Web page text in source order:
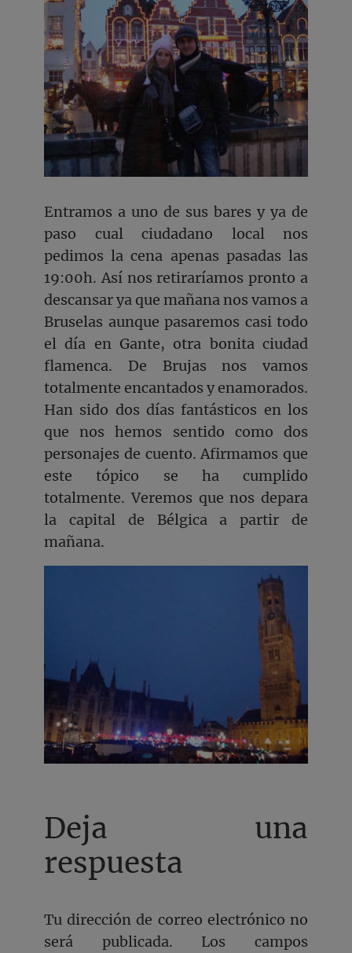
Entramos a uno de sus bares y ya de
paso cual ciudadano local nos
pedimos la cena apenas pasadas las
19:00h. Así nos retiraríamos pronto a
descansar ya que mañana nos vamos a
Bruselas aunque pasaremos casi todo
el día en Gante, otra bonita ciudad
flamenca. De Brujas nos vamos
totalmente encantados y enamorados.
Han sido dos días fantásticos en los
que nos hemos sentido como dos
personajes de cuento. Afirmamos que
este tópico se ha cumplido
totalmente. Veremos que nos depara
la capital de Bélgica a partir de
mañana.
Deja una
respuesta
Tu dirección de correo electrónico no
será publicada.
Los campos